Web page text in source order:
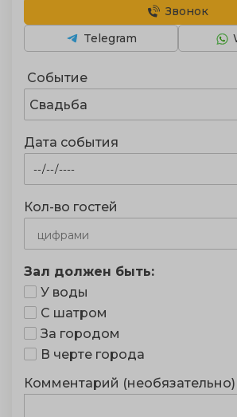
Событие
Свадьба
Дата события
Кол-во гостей
Зал должен быть:
У воды
С шатром
За городом
В черте города
Звонок
Telegram
Комментарий (необязательно)